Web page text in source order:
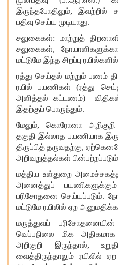
இருந்தபோதிலும், இவற்றில்
பதிவு செய்ய முடியாது.
சலுகைகள்: மாற்றுத்
சலுகைகள்,
மட்டுமே இந்த சிறப்பு
ரத்து செய்தல் மற்றும் பணம்
ரயில் பயணிகள் (ரத்து
அளித்தல் கட்டணம்)
இதற்குப் பொருந்தும்.
மேலும், கொரோனா
தகுதி இல்லாத பயணியாக
திருப்பித் தருவதற்கு,
அறிவுறுத்தல்கள்
மத்திய உள்துறை
அனைத்துப்
பரிசோதனை செய்யப்படும்.
மட்டுமே ரயிலில் ஏற
மருத்துவப்
வெப்பநிலை மிக
அறிகுறி இருந்தால்,
வைத்திருந்தாலும் ரயிலில்